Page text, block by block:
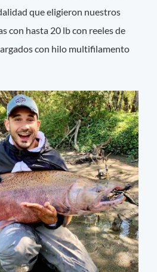
que eligieron nuestros
con hasta 20 lb con reeles de
con hilo multifilamento